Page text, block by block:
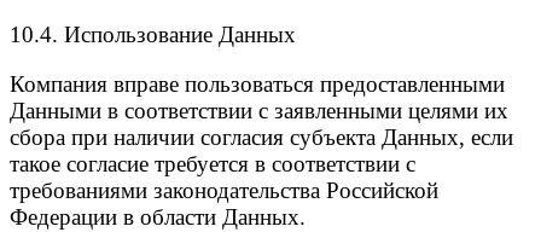
10.4. Использование Данных
Компания вправе пользоваться предоставленными
Данными в соответствии с заявленными целями их
сбора при наличии согласия субъекта Данных, если
такое согласие требуется в соответствии с
требованиями законодательства Российской
Федерации в области Данных.